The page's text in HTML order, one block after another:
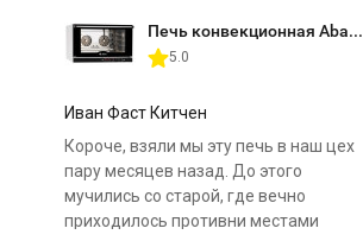
одновременно поставить разные
продукты и выставить для них свои
отдельно сверху и снизу, поэтому к
особенностям шкафа быстро
приспособились.
До нужной температуры
оборудование выходит не
Печь конвекционная Abat КЭП-4П
5.0
Иван Фаст Китчен
Короче, взяли мы эту печь в наш цех
пару месяцев назад. До этого
мучились со старой, где вечно
приходилось противни местами